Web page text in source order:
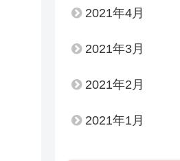
2021年4月
2021年3月
2021年2月
2021年1月